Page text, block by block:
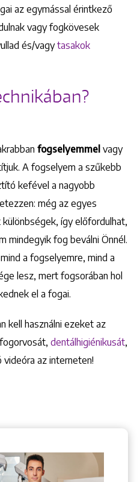
+36 1 222 9150
Örs vezér tere 2.
az egymással érintkező
vagy fogkövesek
és/vagytasakok
fogselyemmel vagy
A fogselyem a szűkebb
kefével a nagyobb
még az egyes
így előfordulhat,
mindegyik fog beválni Önnél.
a fogselyemre, mind a
lesz, mert fogsorában hol
el a fogai.
kell használni ezeket az
dentálhigiénikusát,
az interneten!